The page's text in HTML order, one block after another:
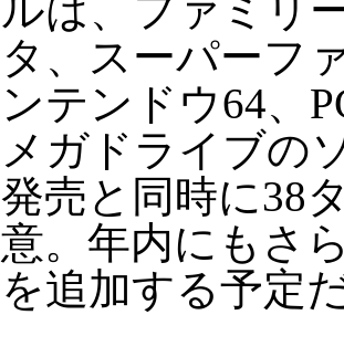
ルは、ファミリ
タ、スーパーフ
ンテンドウ64、
メガドライブの
発売と同時に38
意。年内にもさ
を追加する予定